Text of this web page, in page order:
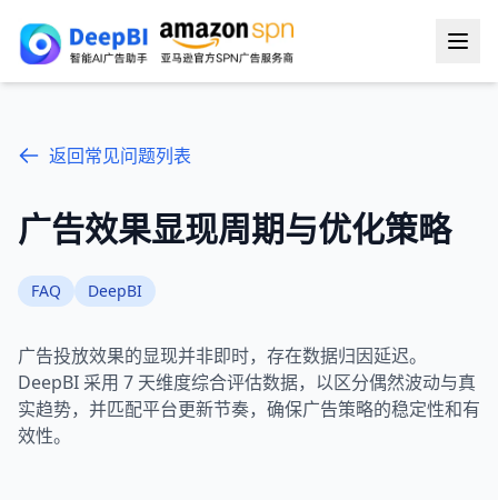
返回常见问题列表
广告效果显现周期与优化策略
FAQ DeepBI
广告投放效果的显现并非即时，存在数据归因延迟。
DeepBI 采用 7 天维度综合评估数据，以区分偶然波动与真
实趋势，并匹配平台更新节奏，确保广告策略的稳定性和有
效性。